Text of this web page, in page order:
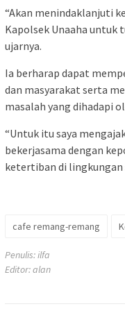
“Akan menindaklanjuti
Kapolsek Unaaha untuk
ujarnya.
Ia berharap dapat
dan masyarakat serta
masalah yang dihadapi
“Untuk itu saya
bekerjasama dengan
ketertiban di lingkungan
cafe remang-remang
Penulis: ilfa
Editor: alan